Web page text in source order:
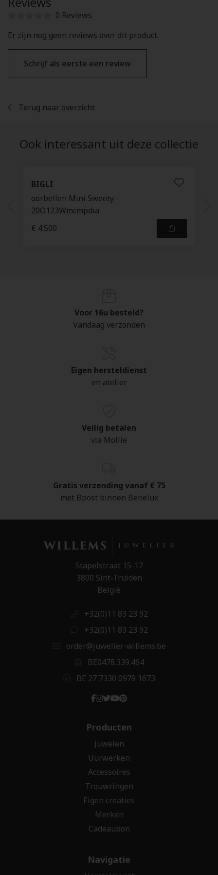
0 Reviews
Er zijn nog geen reviews over dit product.
Schrijf als eerste een review
Terug naar overzicht
Ook interessant uit deze collectie
BIGLI
oorbellen Mini Sweety -
20O123Wmcmpdia
€ 4.500
Voor 16u besteld?
Vandaag verzonden
Eigen hersteldienst
en atelier
Veilig betalen
via Mollie
Gratis verzending vanaf € 75
met Bpost binnen Benelux
Stapelstraat 15-17
3800 Sint-Truiden
België
+32(0)11 83 23 92
+32(0)11 83 23 92
order@juwelier-willems.be
BE0478.339.464
BE 27 7330 0979 1673
Producten
Juwelen
Uurwerken
Accessoires
Trouwringen
Eigen creaties
Merken
Cadeaubon
Navigatie